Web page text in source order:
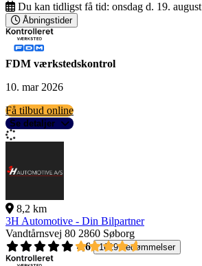
Du kan tidligst få tid: onsdag d. 19. august
Åbningstider
FDM værkstedskontrol
10. mar 2026
Få tilbud online
Se detaljer
8,2 km
3H Automotive - Din Bilpartner
Vandtårnsvej 80 2860 Søborg
4,6
1619 bedømmelser